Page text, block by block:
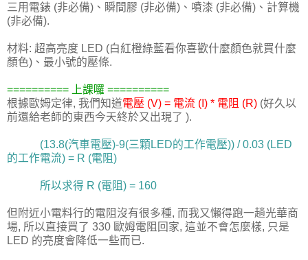
三用電錶 (非必備)、瞬間膠 (非必備)、噴漆 (非必備)、計算機
(非必備).
材料: 超高亮度 LED (白紅橙綠藍看你喜歡什麼顏色就買什麼
顏色)、最小號的壓條.
========== 上課囉 ==========
根據歐姆定律, 我們知道電壓 (V) = 電流 (I) * 電阻 (R) (好久以
前還給老師的東西今天終於又出現了 ).
(13.8(汽車電壓)-9(三顆LED的工作電壓)) / 0.03 (LED
的工作電流) = R (電阻)
所以求得 R (電阻) = 160
但附近小電料行的電阻沒有很多種, 而我又懶得跑一趟光華商
場, 所以直接買了 330 歐姆電阻回家, 這並不會怎麼樣, 只是
LED 的亮度會降低一些而已.